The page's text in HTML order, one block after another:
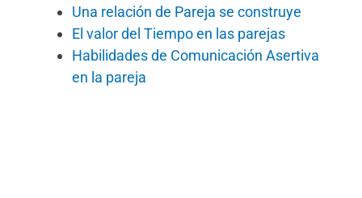
Una relación de Pareja se construye
El valor del Tiempo en las parejas
Habilidades de Comunicación Asertiva
en la pareja